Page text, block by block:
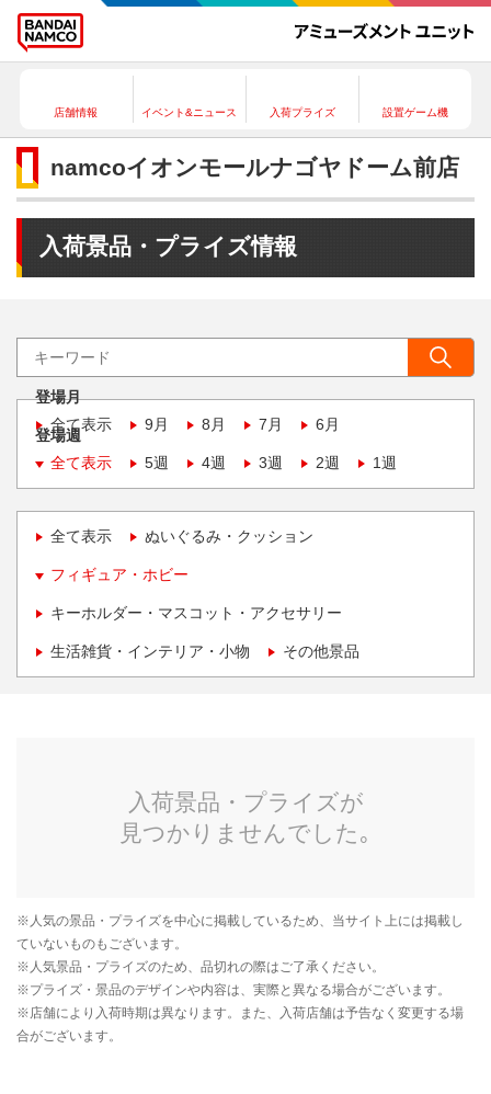
店舗情報 イベント&ニュース 入荷プライズ 設置ゲーム機
namcoイオンモールナゴヤドーム前店
入荷景品・プライズ情報
登場月
全て表示
9月 8月 7月 6月
登場週
全て表示
5週 4週 3週 2週 1週
全て表示 ぬいぐるみ・クッション
フィギュア・ホビー
キーホルダー・マスコット・アクセサリー
生活雑貨・インテリア・小物 その他景品